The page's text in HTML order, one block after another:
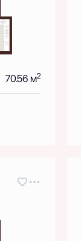
70.56 м2